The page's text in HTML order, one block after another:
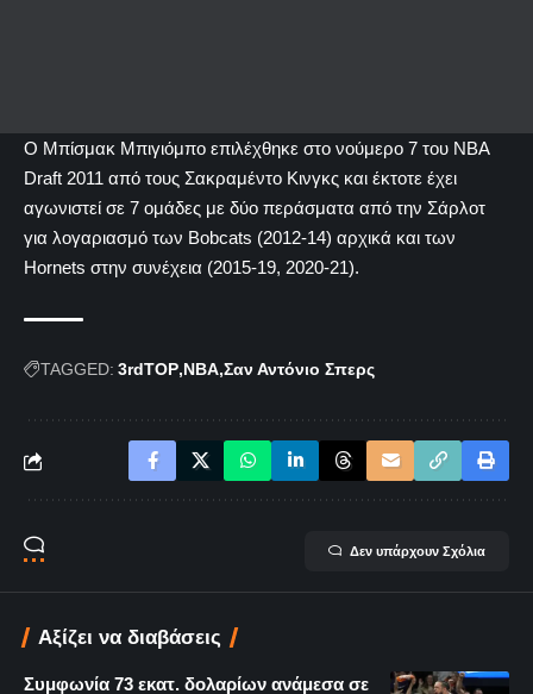
Ο Μπίσμακ Μπιγιόμπο επιλέχθηκε στο νούμερο 7 του NBA
Draft 2011 από τους Σακραμέντο Κινγκς και έκτοτε έχει
αγωνιστεί σε 7 ομάδες με δύο περάσματα από την Σάρλοτ
για λογαριασμό των Bobcats (2012-14) αρχικά και των
Ηornets στην συνέχεια (2015-19, 2020-21).
TAGGED: 3rdTOP NBA Σαν Αντόνιο Σπερς
Δεν υπάρχουν Σχόλια
Αξίζει να διαβάσεις
Συμφωνία 73 εκατ. δολαρίων ανάμεσα σε